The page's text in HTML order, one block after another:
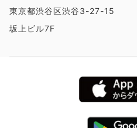
東京都渋谷区渋谷3-27-15
坂上ビル7F